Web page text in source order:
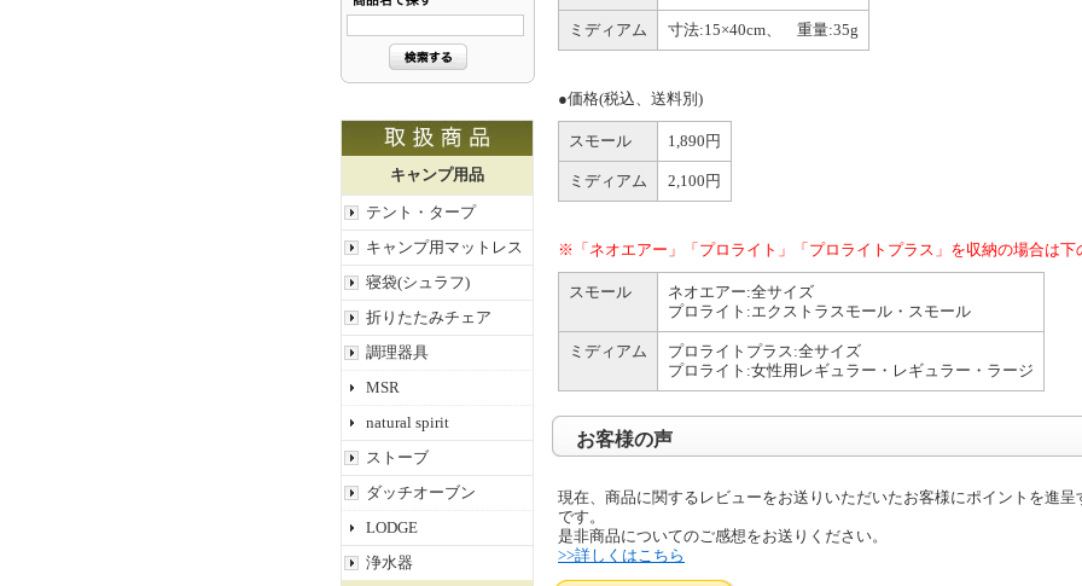
キャンプ用品
テント・タープ
キャンプ用マットレス
寝袋(シュラフ)
折りたたみチェア
調理器具
MSR
natural spirit
ストーブ
ダッチオーブン
LODGE
浄水器
ミディアム 寸法:15×40cm、 重量:35g
●価格(税込、送料別)
スモール 1,890円
ミディアム 2,100円
※「ネオエアー」「プロライト」「プロライトプラス」を収納の場合は下
スモール
ネオエアー:全サイズ
プロライト:エクストラスモール・スモール
ミディアム
プロライトプラス:全サイズ
プロライト:女性用レギュラー・レギュラー・ラージ
お客様の声
現在、商品に関するレビューをお送りいただいたお客様にポイントを進
です。
是非商品についてのご感想をお送りください。
>>詳しくはこちら